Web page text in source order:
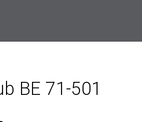
BE 71-501